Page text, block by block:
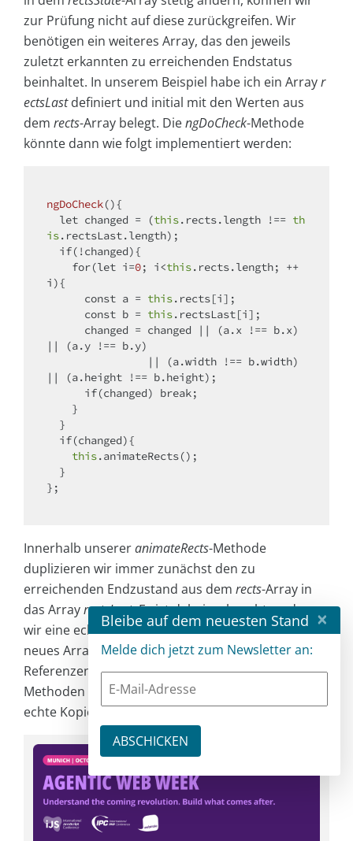
zur Prüfung nicht auf diese zurückgreifen. Wir
benötigen ein weiteres Array, das den jeweils
zuletzt erkannten zu erreichenden Endstatus
beinhaltet. In unserem Beispiel habe ich ein Arrayr
ectsLastdefiniert und initial mit den Werten aus
dem rects-Array belegt. DiengDoCheck-Methode
könnte dann wie folgt implementiert werden:
ngDoCheck(){
let changed = (this.rects.length !== th
is.rectsLast.length);
if(!changed){
for(let i=0; i<this.rects.length; ++
i){
const a = this.rects[i];
const b = this.rectsLast[i];
|| (a.y !== b.y)
|| (a.height !== b.height);
if(changed) break;
if(changed){
this.animateRects();
};
Innerhalb unsereranimateRects-Methode
duplizieren wir immer zunächst den zu
erreichenden Endzustand aus dem rects-Array in
das ArrayrectsLast. Es ist dabei zu beachten, dass
wir eine echte Kopie erzeugen und nicht nur ein
neues Array auf die bestehenden Objekt-
Referenzen. Im Beispiel habe ich mir über die JSON-
Methoden
stringifyund parse beholfen um eine
echte Kopie zu erzeugen.
Bleibe auf dem neuesten Stand ×
Melde dich jetzt zum Newsletter an: